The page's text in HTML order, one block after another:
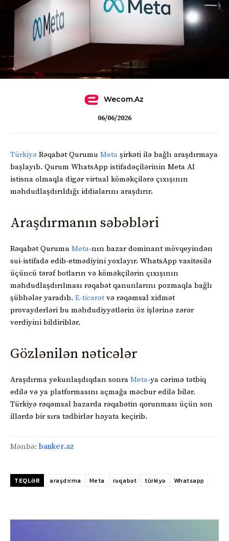
Wecom.az
06/06/2026
Türkiyə Rəqabət Qurumu Meta şirkəti ilə bağlı araşdırmaya
başlayıb. Qurum WhatsApp istifadəçilərinin Meta AI
istisna olmaqla digər virtual köməkçilərə çıxışının
məhdudlaşdırıldığı iddialarını araşdırır.
Araşdırmanın səbəbləri
Rəqabət Qurumu Meta-nın bazar dominant mövqeyindən
sui-istifadə edib-etmədiyini yoxlayır. WhatsApp vasitəsilə
üçüncü tərəf botların və köməkçilərin çıxışının
məhdudlaşdırılması rəqabət qanunlarını pozmaqla bağlı
şübhələr yaradıb. E-ticarət və rəqəmsal xidmət
provayderləri bu məhdudiyyətlərin öz işlərinə zərər
verdiyini bildiriblər.
Gözlənilən nəticələr
Araşdırma yekunlaşdıqdan sonra Meta-ya cərimə tətbiq
edilə və ya platformasını açmağa məcbur edilə bilər.
Türkiyə rəqəmsal bazarda rəqabətin qorunması üçün son
illərdə bir sıra tədbirlər həyata keçirib.
Mənbə: banker.az
TEQLƏR araşdırma Meta rəqabət türkiyə Whatsapp